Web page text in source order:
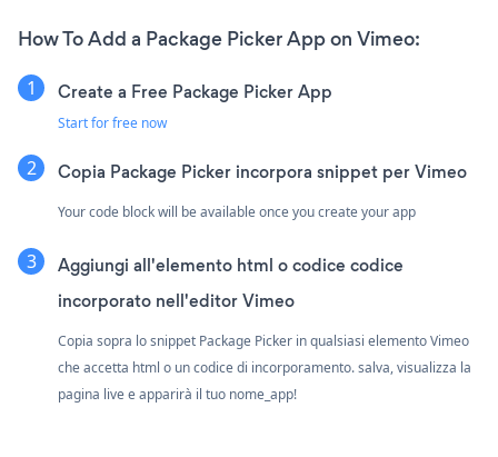
How To Add a Package Picker App on Vimeo:
Create a Free Package Picker App
Start for free now
Copia Package Picker incorpora snippet per Vimeo
Your code block will be available once you create your app
Aggiungi all'elemento html o codice codice
incorporato nell'editor Vimeo
Copia sopra lo snippet Package Picker in qualsiasi elemento Vimeo
che accetta html o un codice di incorporamento. salva, visualizza la
pagina live e apparirà il tuo nome_app!